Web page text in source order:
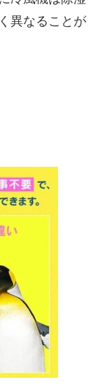
異なることが